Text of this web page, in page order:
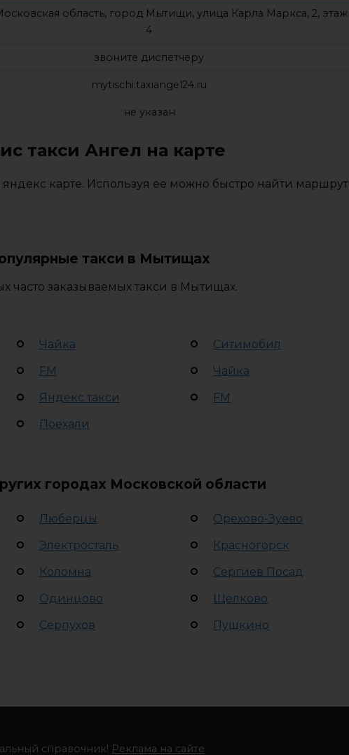
область, город Мытищи, улица Карла Маркса, 2, этаж
4
звоните диспетчеру
mytischi.taxiangel24.ru
не указан
такси Ангел на карте
карте. Используя ее можно быстро найти маршрут
такси в Мытищах
часто заказываемых такси в Мытищах.
Чайка
FM
Яндекс такси
Поехали
Ситимобил
Чайка
FM
городах Московской области
Люберцы
Электросталь
Коломна
Одинцово
Серпухов
Орехово-Зуево
Красногорск
Сергиев Посад
Щёлково
Пушкино
справочник! Реклама на сайте